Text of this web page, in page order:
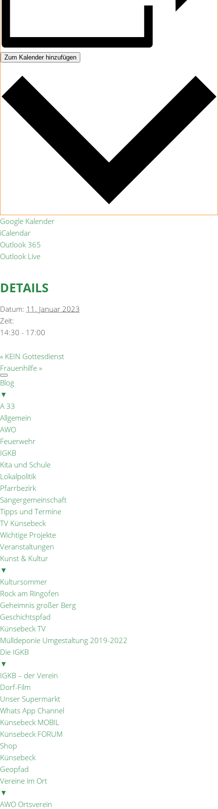
Zum Kalender hinzufügen
Google Kalender
iCalendar
Outlook 365
Outlook Live
DETAILS
Datum: 11. Januar 2023
Zeit:
14:30 - 17:00
« KEIN Gottesdienst
Frauenhilfe »
Blog
▼
A 33
Allgemein
AWO
Feuerwehr
IGKB
Kita und Schule
Lokalpolitik
Pfarrbezirk
Sängergemeinschaft
Tipps und Termine
TV Künsebeck
Wichtige Projekte
Veranstaltungen
Kunst & Kultur
▼
Kultursommer
Rock am Ringofen
Geheimnis großer Berg
Geschichtspfad
Künsebeck TV
Mülldeponie Umgestaltung 2019-2022
Die IGKB
▼
IGKB – der Verein
Dorf-Film
Unser Supermarkt
Whats App Channel
Künsebeck MOBIL
Künsebeck FORUM
Shop
Künsebeck
Geopfad
Vereine im Ort
▼
AWO Ortsverein